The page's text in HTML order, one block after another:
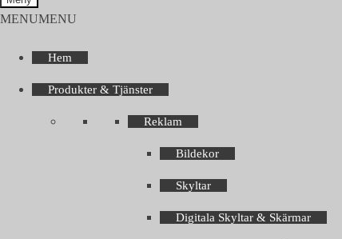
MENUMENU
Hem
Produkter & Tjänster
Reklam
Bildekor
Skyltar
Digitala Skyltar & Skärmar